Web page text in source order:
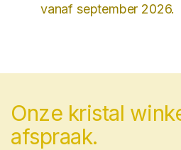
vanaf september 2026.
Onze kristal
afspraak.